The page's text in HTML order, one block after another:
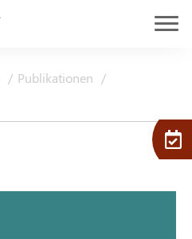
Publikationen